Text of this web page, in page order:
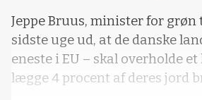
Jeppe Bruus, minister for
sidste uge ud, at de danske
eneste i EU – skal overholde
lægge 4 procent af deres jord